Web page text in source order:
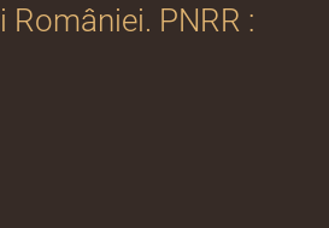
PNRR :